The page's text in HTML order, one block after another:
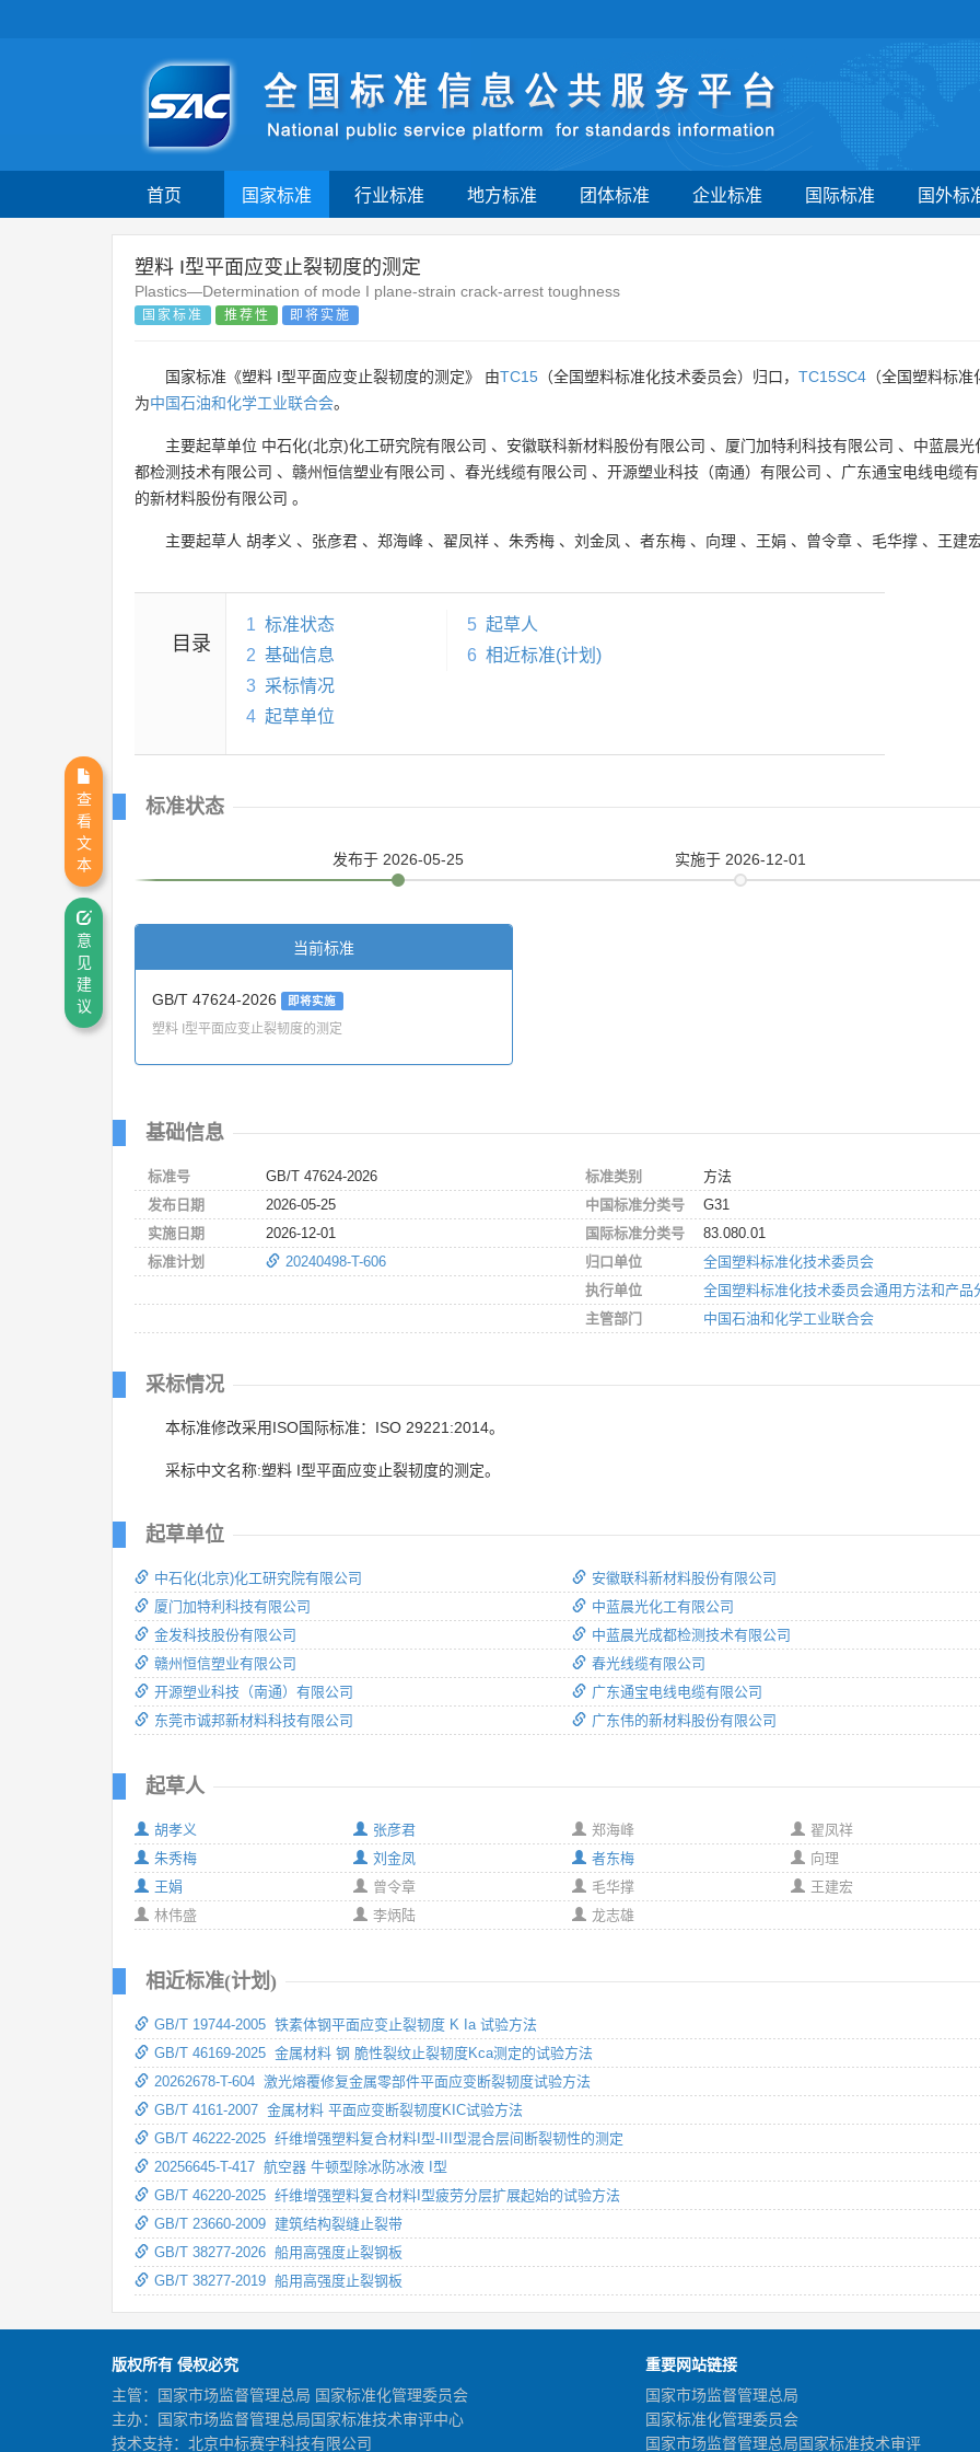
首页 国家标准 行业标准 地方标准 团体标准 企业标准 国际标准 国外标
塑料 I型平面应变止裂韧度的测定
Plastics—Determination of mode I plane-strain crack-arrest toughness
国家标准 推荐性 即将实施
国家标准《塑料 I型平面应变止裂韧度的测定》 由TC15 （全国塑料标准化技术委员会）归口， TC15SC4 （全国塑料标
为中国石油和化学工业联合会。
主要起草单位 中石化(北京)化工研究院有限公司 、 安徽联科新材料股份有限公司 、 厦门加特利科技有限公司 、 中蓝晨光
都检测技术有限公司 、 赣州恒信塑业有限公司 、 春光线缆有限公司 、 开源塑业科技（南通）有限公司 、 广东通宝电线电缆
的新材料股份有限公司 。
主要起草人 胡孝义 、 张彦君 、 郑海峰 、 翟凤祥 、 朱秀梅 、 刘金凤 、 者东梅 、 向理 、 王娟 、 曾令章 、 毛华撑 、 王建
目录
1 标准状态
2 基础信息
3 采标情况
4 起草单位
5 起草人
6 相近标准(计划)
标准状态
发布于 2026-05-25 实施于 2026-12-01
当前标准
GB/T 47624-2026 即将实施
塑料 I型平面应变止裂韧度的测定
基础信息
标准号
GB/T 47624-2026
发布日期
2026-05-25
实施日期
2026-12-01
标准计划
20240498-T-606
标准类别
方法
中国标准分类号
G31
国际标准分类号
83.080.01
归口单位
全国塑料标准化技术委员会
执行单位
全国塑料标准化技术委员会通用方法和产品
主管部门
中国石油和化学工业联合会
采标情况
本标准修改采用ISO国际标准：ISO 29221:2014。
采标中文名称:塑料 I型平面应变止裂韧度的测定。
起草单位
中石化(北京)化工研究院有限公司
厦门加特利科技有限公司
金发科技股份有限公司
赣州恒信塑业有限公司
开源塑业科技（南通）有限公司
东莞市诚邦新材料科技有限公司
安徽联科新材料股份有限公司
中蓝晨光化工有限公司
中蓝晨光成都检测技术有限公司
春光线缆有限公司
广东通宝电线电缆有限公司
广东伟的新材料股份有限公司
起草人
胡孝义
张彦君
朱秀梅
刘金凤
王娟
曾令章
林伟盛
李炳陆
郑海峰
翟凤祥
者东梅
向理
毛华撑
王建宏
龙志雄
相近标准(计划)
GB/T 19744-2005 铁素体钢平面应变止裂韧度 K Ia 试验方法
GB/T 46169-2025 金属材料 钢 脆性裂纹止裂韧度Kca测定的试验方法
20262678-T-604 激光熔覆修复金属零部件平面应变断裂韧度试验方法
GB/T 4161-2007 金属材料 平面应变断裂韧度KIC试验方法
GB/T 46222-2025 纤维增强塑料复合材料I型-III型混合层间断裂韧性的测定
20256645-T-417 航空器 牛顿型除冰防冰液 I型
GB/T 46220-2025 纤维增强塑料复合材料I型疲劳分层扩展起始的试验方法
GB/T 23660-2009 建筑结构裂缝止裂带
GB/T 38277-2026 船用高强度止裂钢板
GB/T 38277-2019 船用高强度止裂钢板
版权所有 侵权必究
主管：国家市场监督管理总局 国家标准化管理委员会
主办：国家市场监督管理总局国家标准技术审评中心
技术支持：北京中标赛宇科技有限公司
重要网站链接
国家市场监督管理总局
国家标准化管理委员会
国家市场监督管理总局国家标准技术审评
查
看
文
本
意
见
建
议